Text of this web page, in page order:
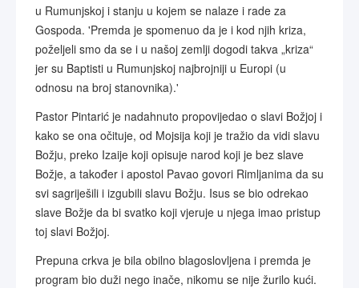
u Rumunjskoj i stanju u kojem se nalaze i rade za
Gospoda. 'Premda je spomenuo da je i kod njih kriza,
poželjeli smo da se i u našoj zemlji dogodi takva „kriza“
jer su Baptisti u Rumunjskoj najbrojniji u Europi (u
odnosu na broj stanovnika).'
Pastor Pintarić je nadahnuto propovijedao o slavi Božjoj i
kako se ona očituje, od Mojsija koji je tražio da vidi slavu
Božju, preko Izaije koji opisuje narod koji je bez slave
Božje, a također i apostol Pavao govori Rimljanima da su
svi sagriješili i izgubili slavu Božju. Isus se bio odrekao
slave Božje da bi svatko koji vjeruje u njega imao pristup
toj slavi Božjoj.
Prepuna crkva je bila obilno blagoslovljena i premda je
program bio duži nego inače, nikomu se nije žurilo kući.